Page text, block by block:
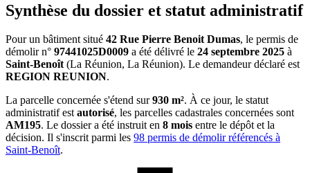
Synthèse du dossier et statut administratif
Pour un bâtiment situé 42 Rue Pierre Benoit Dumas, le permis de
démolir n° 97441025D0009 a été délivré le 24 septembre 2025 à
Saint-Benoît(La Réunion, La Réunion). Le demandeur déclaré est
REGION REUNION.
La parcelle concernée s'étend sur930 m². À ce jour, le statut
administratif estautorisé, les parcelles cadastrales concernées sont
AM195. Le dossier a été instruit en 8 mois entre le dépôt et la
décision. Il s'inscrit parmi les 98 permis de démolir référencés à
Saint-Benoît.